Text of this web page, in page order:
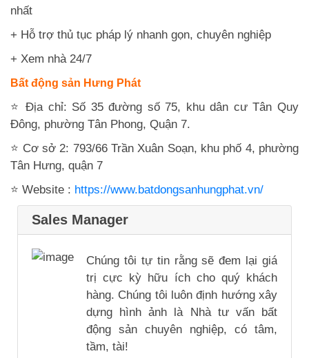
nhất
+ Hỗ trợ thủ tục pháp lý nhanh gọn, chuyên nghiệp
+ Xem nhà 24/7
Bất động sản Hưng Phát
⭐ Địa chỉ: Số 35 đường số 75, khu dân cư Tân Quy
Đông, phường Tân Phong, Quận 7.
⭐ Cơ sở 2: 793/66 Trần Xuân Soạn, khu phố 4, phường
Tân Hưng, quận 7
⭐ Website : https://www.batdongsanhungphat.vn/
Sales Manager
Chúng tôi tự tin rằng sẽ đem lại giá
trị cực kỳ hữu ích cho quý khách
hàng. Chúng tôi luôn định hướng xây
dựng hình ảnh là Nhà tư vấn bất
động sản chuyên nghiệp, có tâm,
tầm, tài!